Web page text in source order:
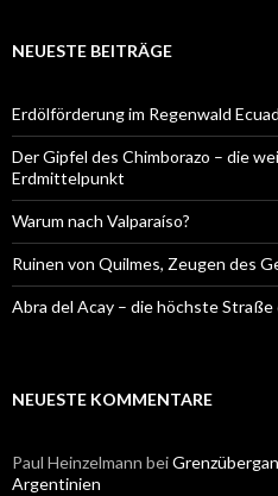
NEUESTE BEITRÄGE
Erdölförderung im Regenwald
Der Gipfel des Chimborazo – die
Erdmittelpunkt
Warum nach Valparaíso?
Ruinen von Quilmes, Zeugen des
Abra del Acay – die höchste
NEUESTE KOMMENTARE
Paul Heinzelmann bei
Argentinien